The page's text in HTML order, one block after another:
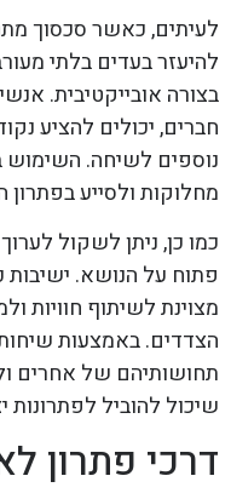
לעיתים, כאשר סכסוך
להיעזר בעדים בלתי
בצורה אובייקטיבית.
חברים, יכולים להציע
נוספים לשיחה. השימוש
מחלוקות ולסייע בפתרון
כמו כן, ניתן לשקול
פתוח על הנושא. ישיבות
מצוינת לשיתוף חוויות
הצדדים. באמצעות
תחושותיהם של אחרים
שיכול להוביל לפתרונות
דרכי פתרון